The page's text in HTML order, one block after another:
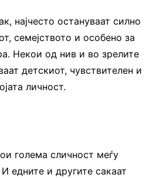
најчесто остануваат силно
семејството и особено за
Некои од нив и во зрелите
детскиот, чувствителен и
личност.
голема сличност меѓу
едните и другите сакаат